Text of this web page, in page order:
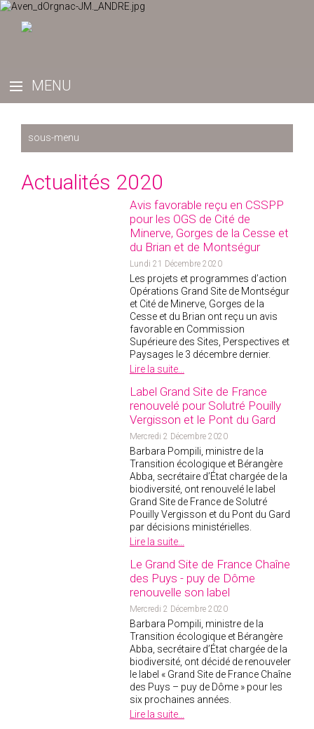
2025
Actualités 2020
Avis favorable reçu en CSSPP
pour les OGS de Cité de
Minerve, Gorges de la Cesse et
du Brian et de Montségur
Lundi 21 Décembre 2020
Les projets et programmes d’action
Opérations Grand Site de Montségur
et Cité de Minerve, Gorges de la
Cesse et du Brian ont reçu un avis
favorable en Commission
Supérieure des Sites, Perspectives et
Paysages le 3 décembre dernier.
Lire la suite...
Label Grand Site de France
renouvelé pour Solutré Pouilly
Vergisson et le Pont du Gard
Mercredi 2 Décembre 2020
Barbara Pompili, ministre de la
Transition écologique et Bérangère
Abba, secrétaire d’État chargée de la
biodiversité, ont renouvelé le label
Grand Site de France de Solutré
Pouilly Vergisson et du Pont du Gard
par décisions ministérielles.
Lire la suite...
Le Grand Site de France Chaîne
des Puys - puy de Dôme
renouvelle son label
Mercredi 2 Décembre 2020
Barbara Pompili, ministre de la
Transition écologique et Bérangère
Abba, secrétaire d’État chargée de la
biodiversité, ont décidé de renouveler
le label « Grand Site de France Chaîne
des Puys – puy de Dôme » pour les
six prochaines années.
Lire la suite...